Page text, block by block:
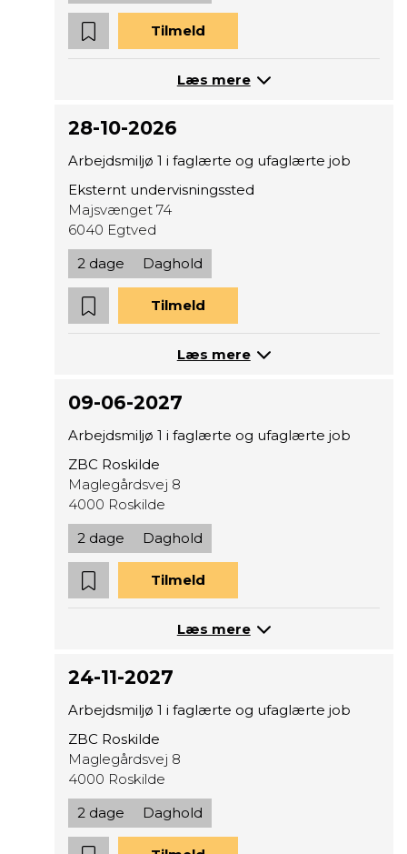
Tilmeld
Læs mere
28-10-2026
Arbejdsmiljø 1 i faglærte og ufaglærte job
Eksternt undervisningssted
Majsvænget 74
6040 Egtved
2 dage
Daghold
Tilmeld
Læs mere
09-06-2027
Arbejdsmiljø 1 i faglærte og ufaglærte job
ZBC Roskilde
Maglegårdsvej 8
4000 Roskilde
2 dage
Daghold
Tilmeld
Læs mere
24-11-2027
Arbejdsmiljø 1 i faglærte og ufaglærte job
ZBC Roskilde
Maglegårdsvej 8
4000 Roskilde
2 dage
Daghold